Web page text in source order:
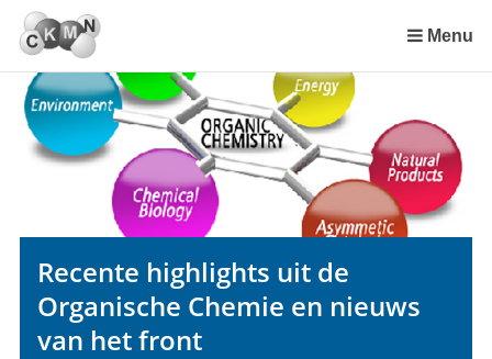
links
Spring
naar
inhoud
menu
Menu
Recente highlights uit de
Organische Chemie en nieuws
van het front